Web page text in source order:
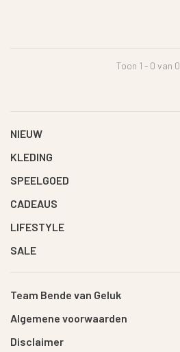
Toon 1 - 0 van 0
NIEUW
KLEDING
SPEELGOED
CADEAUS
LIFESTYLE
SALE
Team Bende van Geluk
Algemene voorwaarden
Disclaimer